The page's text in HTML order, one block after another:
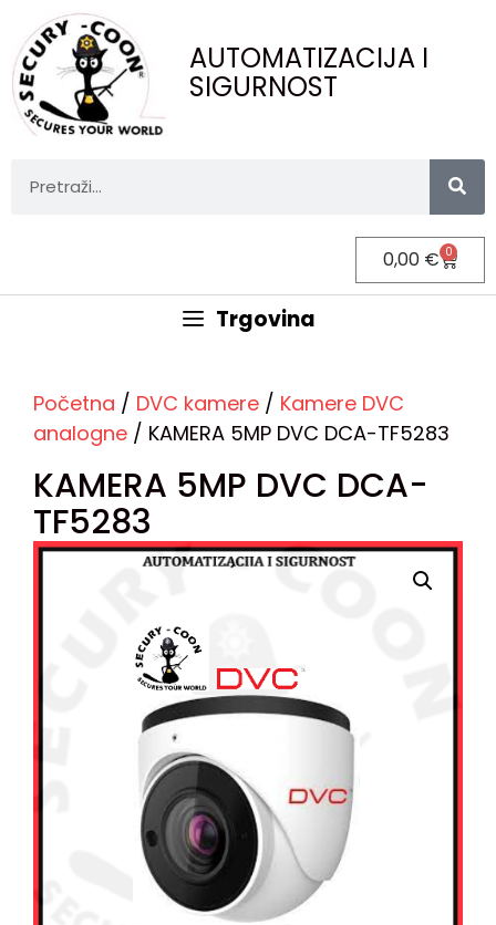
AUTOMATIZACIJA I
SIGURNOST
0,00 € 0
Trgovina
Početna / DVC kamere / Kamere DVC
analogne / KAMERA 5MP DVC DCA-TF5283
KAMERA 5MP DVC DCA-
TF5283